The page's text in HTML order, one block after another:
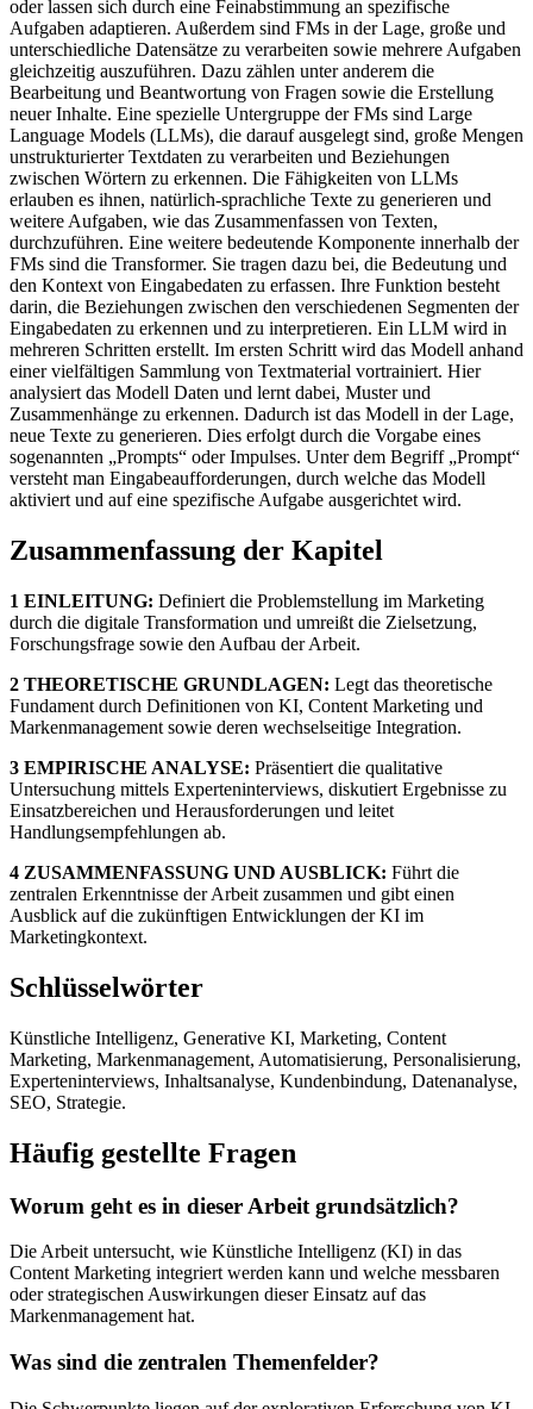
oder lassen sich durch eine Feinabstimmung an spezifische
Aufgaben adaptieren. Außerdem sind FMs in der Lage, große und
unterschiedliche Datensätze zu verarbeiten sowie mehrere Aufgaben
gleichzeitig auszuführen. Dazu zählen unter anderem die
Bearbeitung und Beantwortung von Fragen sowie die Erstellung
neuer Inhalte. Eine spezielle Untergruppe der FMs sind Large
Language Models (LLMs), die darauf ausgelegt sind, große Mengen
unstrukturierter Textdaten zu verarbeiten und Beziehungen
zwischen Wörtern zu erkennen. Die Fähigkeiten von LLMs
erlauben es ihnen, natürlich-sprachliche Texte zu generieren und
weitere Aufgaben, wie das Zusammenfassen von Texten,
durchzuführen. Eine weitere bedeutende Komponente innerhalb der
FMs sind die Transformer. Sie tragen dazu bei, die Bedeutung und
den Kontext von Eingabedaten zu erfassen. Ihre Funktion besteht
darin, die Beziehungen zwischen den verschiedenen Segmenten der
Eingabedaten zu erkennen und zu interpretieren. Ein LLM wird in
mehreren Schritten erstellt. Im ersten Schritt wird das Modell anhand
einer vielfältigen Sammlung von Textmaterial vortrainiert. Hier
analysiert das Modell Daten und lernt dabei, Muster und
Zusammenhänge zu erkennen. Dadurch ist das Modell in der Lage,
neue Texte zu generieren. Dies erfolgt durch die Vorgabe eines
sogenannten „Prompts“ oder Impulses. Unter dem Begriff „Prompt“
versteht man Eingabeaufforderungen, durch welche das Modell
aktiviert und auf eine spezifische Aufgabe ausgerichtet wird.
Zusammenfassung der Kapitel
1 EINLEITUNG: Definiert die Problemstellung im Marketing
durch die digitale Transformation und umreißt die Zielsetzung,
Forschungsfrage sowie den Aufbau der Arbeit.
2 THEORETISCHE GRUNDLAGEN: Legt das theoretische
Fundament durch Definitionen von KI, Content Marketing und
Markenmanagement sowie deren wechselseitige Integration.
3 EMPIRISCHE ANALYSE: Präsentiert die qualitative
Untersuchung mittels Experteninterviews, diskutiert Ergebnisse zu
Einsatzbereichen und Herausforderungen und leitet
Handlungsempfehlungen ab.
4 ZUSAMMENFASSUNG UND AUSBLICK: Führt die
zentralen Erkenntnisse der Arbeit zusammen und gibt einen
Ausblick auf die zukünftigen Entwicklungen der KI im
Marketingkontext.
Schlüsselwörter
Künstliche Intelligenz, Generative KI, Marketing, Content
Marketing, Markenmanagement, Automatisierung, Personalisierung,
Experteninterviews, Inhaltsanalyse, Kundenbindung, Datenanalyse,
SEO, Strategie.
Häufig gestellte Fragen
Worum geht es in dieser Arbeit grundsätzlich?
Die Arbeit untersucht, wie Künstliche Intelligenz (KI) in das
Content Marketing integriert werden kann und welche messbaren
oder strategischen Auswirkungen dieser Einsatz auf das
Markenmanagement hat.
Was sind die zentralen Themenfelder?